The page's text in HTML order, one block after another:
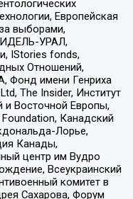
Европейская
выборами,
УРАЛ,
IStories fonds,
Отношений,
имени Генриха
The Insider, Институт
и Восточной Европы,
Канадский
Лорье,
Канады,
центр им Вудро
Всеукраинский
комитет в
Сахарова, Форум